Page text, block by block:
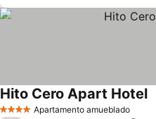
4 EstrellasApartamento amueblado
Hito Cero Apart Hotel